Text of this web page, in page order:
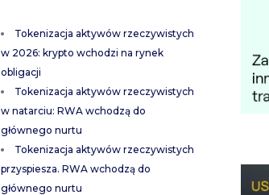
Tokenizacja aktywów rzeczywistych
w 2026: krypto wchodzi na rynek
obligacji
Tokenizacja aktywów rzeczywistych
w natarciu: RWA wchodzą do
głównego nurtu
Tokenizacja aktywów rzeczywistych
przyspiesza. RWA wchodzą do
głównego nurtu